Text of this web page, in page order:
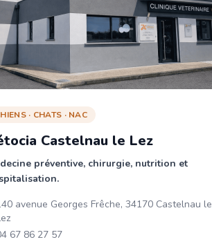
· CHATS · NAC
Castelnau le Lez
préventive, chirurgie, nutrition et
avenue Georges Frêche, 34170 Castelnau le
67 86 27 57